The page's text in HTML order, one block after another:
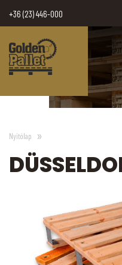
+36 (23) 446-000
Nyitólap